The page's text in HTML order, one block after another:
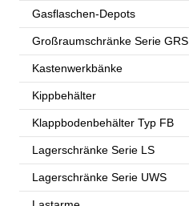
Gasflaschen-Depots
Großraumschränke Serie GRS
Kastenwerkbänke
Kippbehälter
Klappbodenbehälter Typ FB
Lagerschränke Serie LS
Lagerschränke Serie UWS